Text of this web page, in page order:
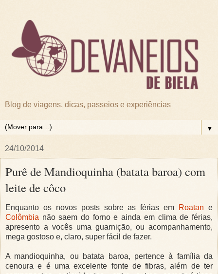
Blog de viagens, dicas, passeios e experiências
▼
24/10/2014
Purê de Mandioquinha (batata baroa) com
leite de côco
Enquanto os novos posts sobre as férias em Roatan e
Colômbia não saem do forno e ainda em clima de férias,
apresento a vocês uma guarnição, ou acompanhamento,
mega gostoso e, claro, super fácil de fazer.
A mandioquinha, ou batata baroa, pertence à família da
cenoura e é uma excelente fonte de fibras, além de ter